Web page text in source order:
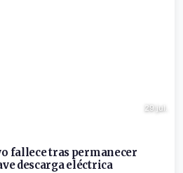
29 jul.
fallece tras permanecer
descarga eléctrica